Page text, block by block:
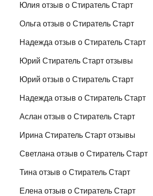
Юлия отзыв о Стиратель Старт
Ольга отзыв о Стиратель Старт
Надежда отзыв о Стиратель Старт
Юрий Стиратель Старт отзывы
Юрий отзыв о Стиратель Старт
Надежда отзыв о Стиратель Старт
Аслан отзыв о Стиратель Старт
Ирина Стиратель Старт отзывы
Светлана отзыв о Стиратель Старт
Тина отзыв о Стиратель Старт
Елена отзыв о Стиратель Старт